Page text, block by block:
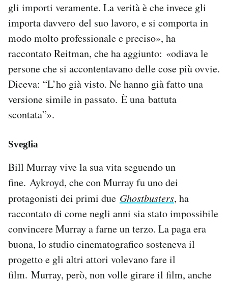
gli importi veramente. La verità è che invece gli
importa davvero del suo lavoro, e si comporta in
modo molto professionale e preciso», ha
raccontato Reitman, che ha aggiunto: «odiava le
persone che si accontentavano delle cose più ovvie.
Diceva: “L’ho già visto. Ne hanno già fatto una
versione simile in passato. È una battuta
scontata”».
Sveglia
Bill Murray vive la sua vita seguendo un
fine. Aykroyd, che con Murray fu uno dei
protagonisti dei primi due Ghostbusters, ha
raccontato di come negli anni sia stato impossibile
convincere Murray a farne un terzo. La paga era
buona, lo studio cinematografico sosteneva il
progetto e gli altri attori volevano fare il
film. Murray, però, non volle girare il film, anche